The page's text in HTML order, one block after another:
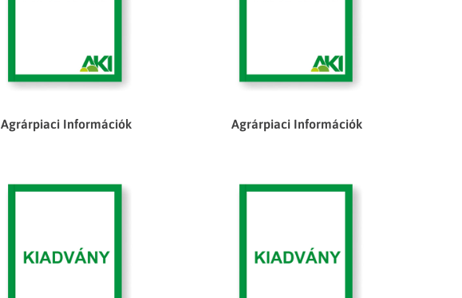
Agrárpiaci Információk Agrárpiaci Információk